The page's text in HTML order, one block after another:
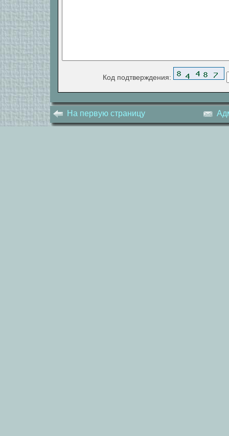
Код подтверждения:
На первую страницу